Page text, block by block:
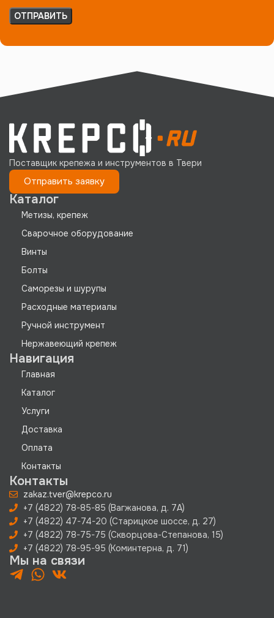
Поставщик крепежа и инструментов в Твери
Отправить заявку
Каталог
Метизы, крепеж
Сварочное оборудование
Винты
Болты
Саморезы и шурупы
Расходные материалы
Ручной инструмент
Нержавеющий крепеж
Навигация
Главная
Каталог
Услуги
Доставка
Оплата
Контакты
Контакты
zakaz.tver@krepco.ru
+7 (4822) 78-85-85 (Вагжанова, д. 7А)
+7 (4822) 47-74-20 (Старицкое шоссе, д. 27)
+7 (4822) 78-75-75 (Скворцова-Степанова, 15)
+7 (4822) 78-95-95 (Коминтерна, д. 71)
Мы на связи